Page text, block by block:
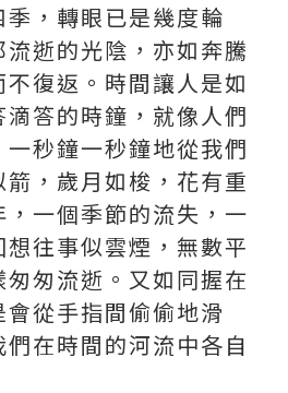
，轉眼已是幾度輪
逝的光陰，亦如奔騰
復返。時間讓人是如
答的時鐘，就像人們
秒鐘一秒鐘地從我們
，歲月如梭，花有重
一個季節的流失，一
往事似雲煙，無數平
匆流逝。又如同握在
從手指間偷偷地滑
在時間的河流中各自